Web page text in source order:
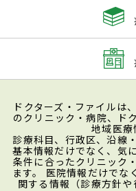
ドクターズ・ファイルは
のクリニック・病院、ド
地域医療
診療科目、行政区、沿線
基本情報だけでなく、気
条件に合ったクリニック
ます。 医院情報だけでな
関する情報（診療方針や